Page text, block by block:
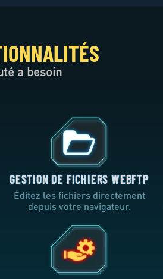
a besoin
GESTION DE FICHIERS WEBFTP
Éditez les fichiers directement
depuis votre navigateur.